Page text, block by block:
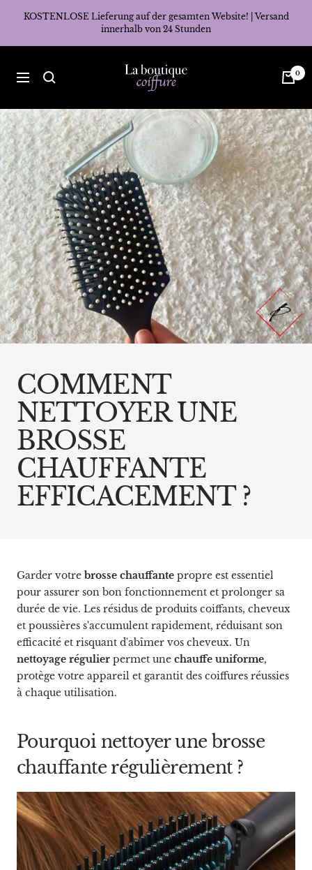
KOSTENLOSE Lieferung auf der gesamten Website! | Versand
innerhalb von 24 Stunden
Navigation
La
Boutique
0
COMMENT
NETTOYER UNE
BROSSE
CHAUFFANTE
EFFICACEMENT ?
Garder votre brosse chauffante propre est essentiel
pour assurer son bon fonctionnement et prolonger sa
durée de vie. Les résidus de produits coiffants, cheveux
et poussières s'accumulent rapidement, réduisant son
efficacité et risquant d'abîmer vos cheveux. Un
nettoyage régulier permet une chauffe uniforme,
protège votre appareil et garantit des coiffures réussies
à chaque utilisation.
Pourquoi nettoyer une brosse
chauffante régulièrement ?